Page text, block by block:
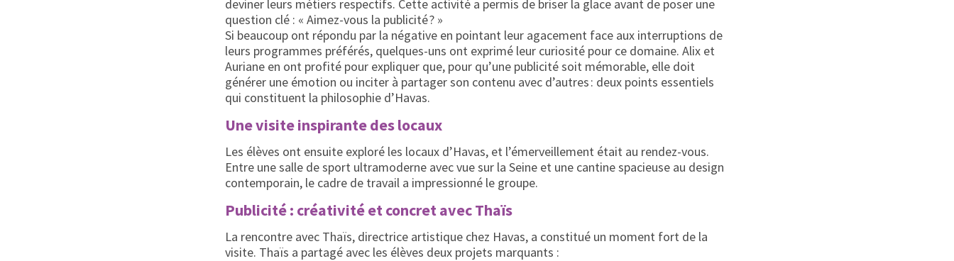
deviner leurs métiers respectifs. Cette activité a permis de briser la glace avant de poser une
question clé : « Aimez-vous la publicité ? »
Si beaucoup ont répondu par la négative en pointant leur agacement face aux interruptions de
leurs programmes préférés, quelques-uns ont exprimé leur curiosité pour ce domaine. Alix et
Auriane en ont profité pour expliquer que, pour qu’une publicité soit mémorable, elle doit
générer une émotion ou inciter à partager son contenu avec d’autres : deux points essentiels
qui constituent la philosophie d’Havas.
Une visite inspirante des locaux
Les élèves ont ensuite exploré les locaux d’Havas, et l’émerveillement était au rendez-vous.
Entre une salle de sport ultramoderne avec vue sur la Seine et une cantine spacieuse au design
contemporain, le cadre de travail a impressionné le groupe.
Publicité : créativité et concret avec Thaïs
La rencontre avec Thaïs, directrice artistique chez Havas, a constitué un moment fort de la
visite. Thaïs a partagé avec les élèves deux projets marquants :